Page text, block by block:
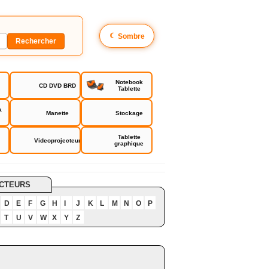
☾ Sombre
CD DVD BRD
Notebook
Tablette
Manette Stockage
Videoprojecteur
Tablette
graphique
D E F G H J K L M N O
P
T
U V W X Y Z